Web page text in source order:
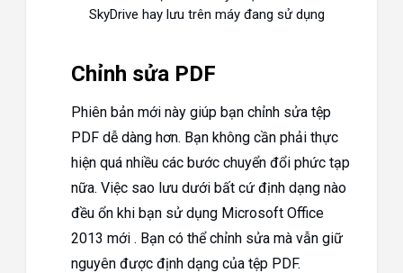
SkyDrive hay lưu trên máy đang sử dụng
Chỉnh sửa PDF
Phiên bản mới này giúp bạn chỉnh sửa tệp
PDF dễ dàng hơn. Bạn không cần phải thực
hiện quá nhiều các bước chuyển đổi phức tạp
nữa. Việc sao lưu dưới bất cứ định dạng nào
đều ổn khi bạn sử dụng Microsoft Office
2013 mới . Bạn có thể chỉnh sửa mà vẫn giữ
nguyên được định dạng của tệp PDF.